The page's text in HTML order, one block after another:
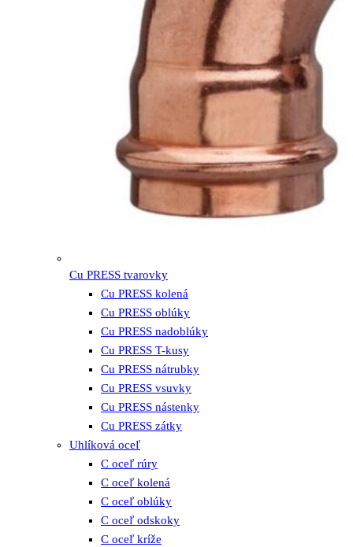
Cu PRESS tvarovky
Cu PRESS kolená
Cu PRESS oblúky
Cu PRESS nadoblúky
Cu PRESS T-kusy
Cu PRESS nátrubky
Cu PRESS vsuvky
Cu PRESS nástenky
Cu PRESS zátky
Uhlíková oceľ
C oceľ rúry
C oceľ kolená
C oceľ oblúky
C oceľ odskoky
C oceľ kríže